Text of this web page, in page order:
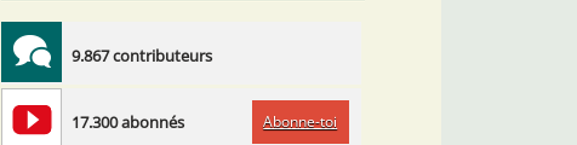
9.867 contributeurs
17.300 abonnés Abonne-toi